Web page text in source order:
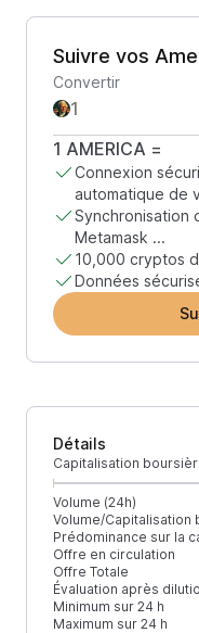
Suivre vos
Convertir
1 AMERICA =
Connexion
automatique de
Synchronisation
Metamask ...
10,000 cryptos
Données
Détails
Capitalisation
Volume (24h)
Volume/Capitalisation
Prédominance sur la
Offre en circulation
Offre Totale
Évaluation après
Minimum sur 24 h
Maximum sur 24 h